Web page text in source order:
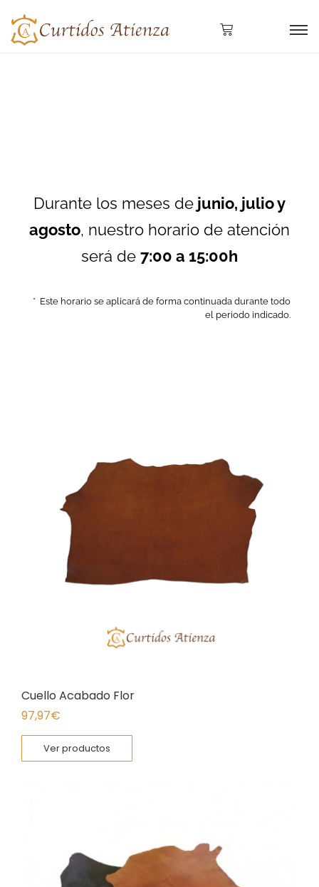
Durante los meses de junio, julio y
agosto, nuestro horario de atención
será de 7:00 a 15:00h
* Este horario se aplicará de forma continuada durante todo
el periodo indicado.
Cuello Acabado Flor
97,97€
Ver productos